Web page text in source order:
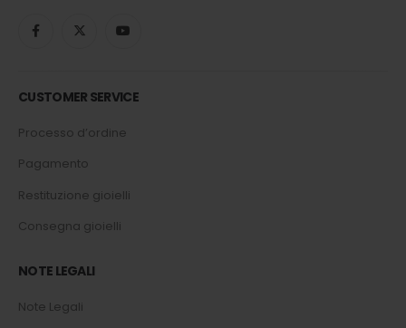
CUSTOMER SERVICE
Processo d’ordine
Pagamento
Restituzione gioielli
Consegna gioielli
NOTE LEGALI
Note Legali